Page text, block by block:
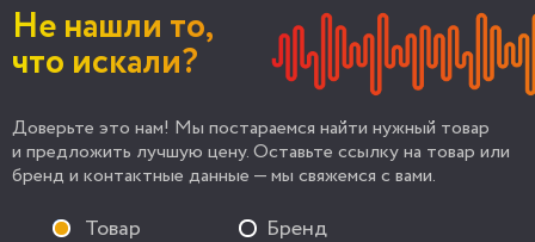
Не нашли то,
что искали?
Доверьте это нам! Мы постараемся найти нужный товар
и предложить лучшую цену. Оставьте ссылку на товар или
бренд и контактные данные — мы свяжемся с вами.
Товар Бренд